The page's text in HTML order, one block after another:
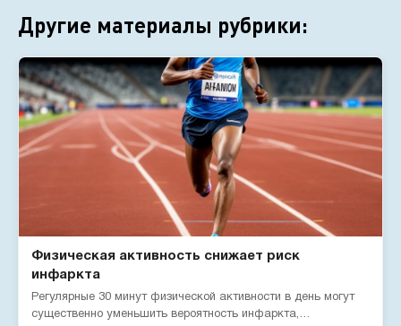
Другие материалы рубрики:
Физическая активность снижает риск
инфаркта
Регулярные 30 минут физической активности в день могут
существенно уменьшить вероятность инфаркта,